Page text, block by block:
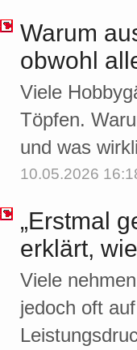
Warum
obwohl
Viele
Töpfen.
und was
10.05.2026
„Erstmal
erklärt,
Viele
jedoch oft